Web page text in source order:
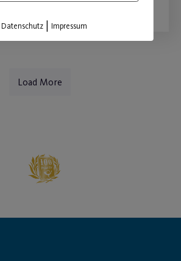
Load More
Datenschutz |Impressum